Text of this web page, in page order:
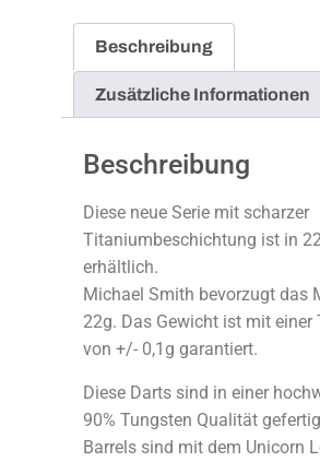
Beschreibung
Zusätzliche Informationen
Beschreibung
Diese neue Serie mit scharzer
Titaniumbeschichtung ist in
erhältlich.
Michael Smith bevorzugt das
22g. Das Gewicht ist mit einer
von +/- 0,1g garantiert.
Diese Darts sind in einer
90% Tungsten Qualität
Barrels sind mit dem Unicorn